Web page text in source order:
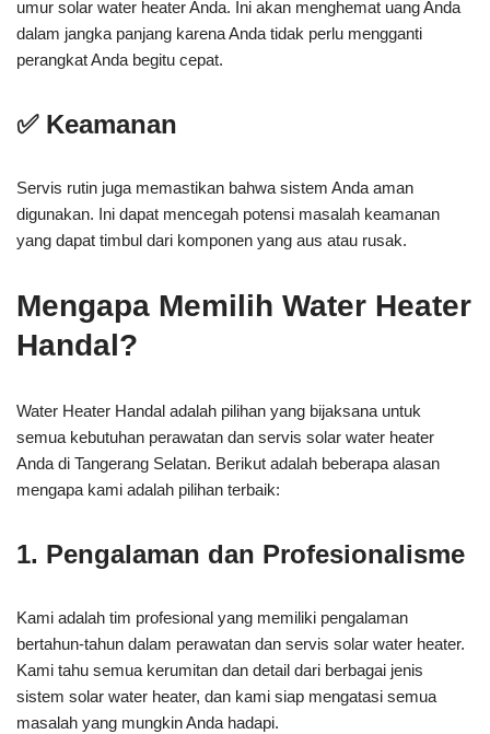
umur solar water heater Anda. Ini akan menghemat uang Anda
dalam jangka panjang karena Anda tidak perlu mengganti
perangkat Anda begitu cepat.
✅ Keamanan
Servis rutin juga memastikan bahwa sistem Anda aman
digunakan. Ini dapat mencegah potensi masalah keamanan
yang dapat timbul dari komponen yang aus atau rusak.
Mengapa Memilih Water Heater
Handal?
Water Heater Handal adalah pilihan yang bijaksana untuk
semua kebutuhan perawatan dan servis solar water heater
Anda di Tangerang Selatan. Berikut adalah beberapa alasan
mengapa kami adalah pilihan terbaik:
1. Pengalaman dan Profesionalisme
Kami adalah tim profesional yang memiliki pengalaman
bertahun-tahun dalam perawatan dan servis solar water heater.
Kami tahu semua kerumitan dan detail dari berbagai jenis
sistem solar water heater, dan kami siap mengatasi semua
masalah yang mungkin Anda hadapi.